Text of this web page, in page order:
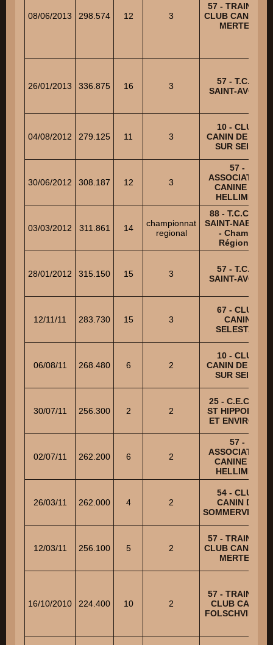
08/06/2013 298.574 12 3
57 - TRAINING
CLUB CANIN DE
MERTEN
26/01/2013 336.875 16 3
57 - T.C.C.
SAINT-AVOLD
04/08/2012 279.125 11 3
10 - CLUB
CANIN DE BAR
SUR SEINE
30/06/2012 308.187 12 3
57 -
ASSOCIATION
CANINE DE
HELLIMER
03/03/2012 311.861 14
championnat
regional
88 - T.C.C. DE
SAINT-NABORD
- Champ.
Régional
28/01/2012 315.150 15 3
57 - T.C.C.
SAINT-AVOLD
12/11/11 283.730 15 3
67 - CLUB
CANIN
SELESTAT
06/08/11 268.480 6 2
10 - CLUB
CANIN DE BAR
SUR SEINE
30/07/11 256.300 2 2
25 - C.E.C. DE
ST HIPPOLYTE
ET ENVIRONS
02/07/11 262.200 6 2
57 -
ASSOCIATION
CANINE DE
HELLIMER
26/03/11 262.000 4 2
54 - CLUB
CANIN DE
SOMMERVILLER
12/03/11 256.100 5 2
57 - TRAINING
CLUB CANIN DE
MERTEN
16/10/2010 224.400 10 2
57 - TRAINING
CLUB CANIN
FOLSCHVILLER